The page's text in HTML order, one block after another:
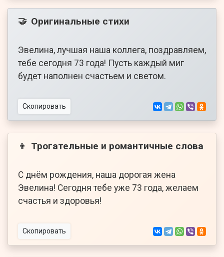
🤝 Оригинальные стихи
Эвелина, лучшая наша коллега, поздравляем,
тебе сегодня 73 года! Пусть каждый миг
будет наполнен счастьем и светом.
Скопировать
👦 Трогательные и романтичные слова
С днём рождения, наша дорогая жена
Эвелина! Сегодня тебе уже 73 года, желаем
счастья и здоровья!
Скопировать